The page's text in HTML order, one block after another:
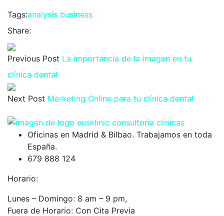
Tags:analysis business
Share:
Previous Post La importancia de la imagen en tu
clínica dental
Next Post Marketing Online para tu clínica dental
Oficinas en Madrid & Bilbao. Trabajamos en toda
España.
679 888 124
Horario:
Lunes – Domingo: 8 am – 9 pm,
Fuera de Horario: Con Cita Previa